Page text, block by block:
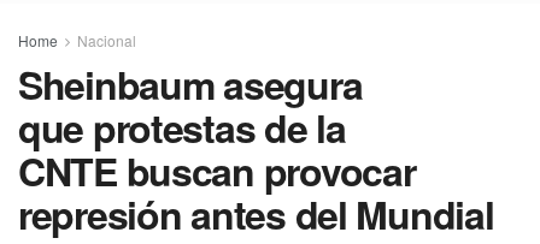
Home Nacional
Sheinbaum asegura
que protestas de la
CNTE buscan provocar
represión antes del Mundial